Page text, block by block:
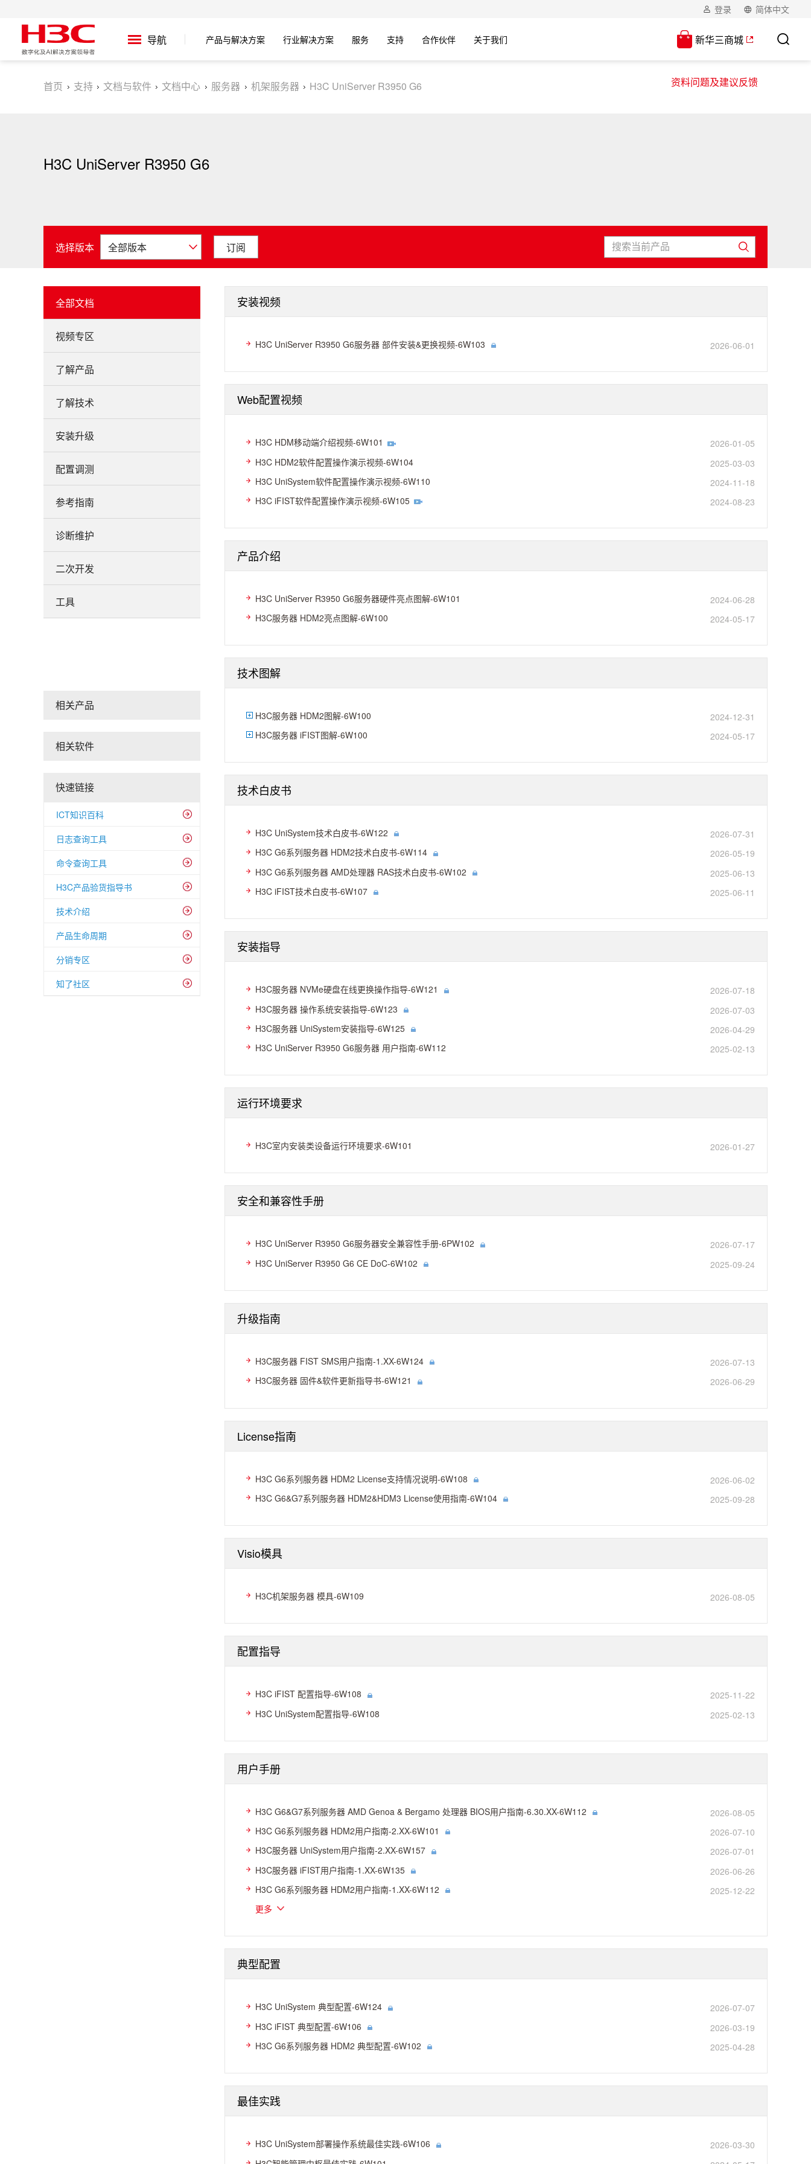
登录 简体中文
导航 产品与解决方案 行业解决方案 服务 支持 合作伙伴 关于我们 新华三商城
资料问题及建议反馈
首页 支持 文档与软件 文档中心 服务器 机架服务器 H3C UniServer R3950 G6
H3C UniServer R3950 G6
选择版本 订阅
全部文档
视频专区
了解产品
了解技术
安装升级
配置调测
参考指南
诊断维护
二次开发
工具
相关产品
相关软件
快速链接
ICT知识百科
日志查询工具
命令查询工具
H3C产品验货指导书
技术介绍
产品生命周期
分销专区
知了社区
安装视频
H3C UniServer R3950 G6服务器 部件安装&更换视频-6W103 2026-06-01
Web配置视频
H3C HDM移动端介绍视频-6W101
2026-01-05
H3C HDM2软件配置操作演示视频-6W104
2025-03-03
H3C UniSystem软件配置操作演示视频-6W110
2024-11-18
H3C iFIST软件配置操作演示视频-6W105
2024-08-23
产品介绍
H3C UniServer R3950 G6服务器硬件亮点图解-6W101
2024-06-28
H3C服务器 HDM2亮点图解-6W100
2024-05-17
技术图解
H3C服务器 HDM2图解-6W100
2024-12-31
H3C服务器 iFIST图解-6W100
2024-05-17
技术白皮书
H3C UniSystem技术白皮书-6W122
2026-07-31
H3C G6系列服务器 HDM2技术白皮书-6W114
2026-05-19
H3C G6系列服务器 AMD处理器 RAS技术白皮书-6W102
2025-06-13
H3C iFIST技术白皮书-6W107
2025-06-11
安装指导
H3C服务器 NVMe硬盘在线更换操作指导-6W121
2026-07-18
H3C服务器 操作系统安装指导-6W123
2026-07-03
H3C服务器 UniSystem安装指导-6W125
2026-04-29
H3C UniServer R3950 G6服务器 用户指南-6W112
2025-02-13
运行环境要求
H3C室内安装类设备运行环境要求-6W101 2026-01-27
安全和兼容性手册
H3C UniServer R3950 G6服务器安全兼容性手册-6PW102
2026-07-17
H3C UniServer R3950 G6 CE DoC-6W102
2025-09-24
升级指南
H3C服务器 FIST SMS用户指南-1.XX-6W124
2026-07-13
H3C服务器 固件&软件更新指导书-6W121
2026-06-29
License指南
H3C G6系列服务器 HDM2 License支持情况说明-6W108
2026-06-02
H3C G6&G7系列服务器 HDM2&HDM3 License使用指南-6W104
2025-09-28
Visio模具
H3C机架服务器 模具-6W109 2026-08-05
配置指导
H3C iFIST 配置指导-6W108
2025-11-22
H3C UniSystem配置指导-6W108
2025-02-13
用户手册
H3C G6&G7系列服务器 AMD Genoa & Bergamo 处理器 BIOS用户指南-6.30.XX-6W112
2026-08-05
H3C G6系列服务器 HDM2用户指南-2.XX-6W101
2026-07-10
H3C服务器 UniSystem用户指南-2.XX-6W157
2026-07-01
H3C服务器 iFIST用户指南-1.XX-6W135
2026-06-26
H3C G6系列服务器 HDM2用户指南-1.XX-6W112
2025-12-22
更多
典型配置
H3C UniSystem 典型配置-6W124
2026-07-07
H3C iFIST 典型配置-6W106
2026-03-19
H3C G6系列服务器 HDM2 典型配置-6W102
2025-04-28
最佳实践
H3C UniSystem部署操作系统最佳实践-6W106
2026-03-30